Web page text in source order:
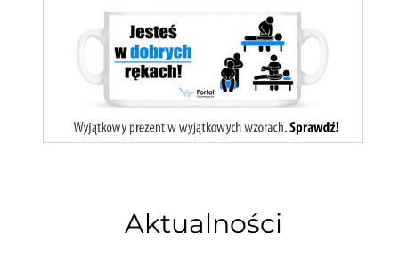
Aktualności